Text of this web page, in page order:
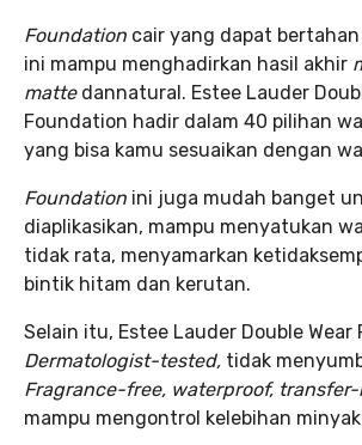
Foundation cair yang dapat
ini mampu menghadirkan hasil akhir
matte dannatural. Estee Lauder
Foundation hadir dalam 40 pilihan
yang bisa kamu sesuaikan dengan
Foundation ini juga mudah banget
diaplikasikan, mampu menyatukan
tidak rata, menyamarkan
bintik hitam dan kerutan.
Selain itu, Estee Lauder Double
Dermatologist-tested, tidak
Fragrance-free, waterproof,
mampu mengontrol kelebihan